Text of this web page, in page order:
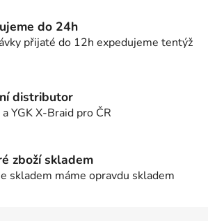
á
d
í
p
k
y
do 24h
přijaté do 12h expedujeme tentýž
distributor
YGK X-Braid pro ČR
zboží skladem
skladem máme opravdu skladem